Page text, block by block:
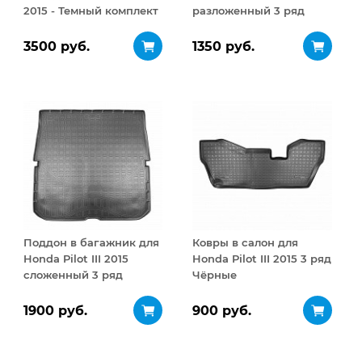
2015 - Темный комплект
3500 руб.
разложенный 3 ряд
1350 руб.
Поддон в багажник для
Honda Pilot III 2015
сложенный 3 ряд
1900 руб.
Ковры в салон для
Honda Pilot III 2015 3 ряд
Чёрные
900 руб.